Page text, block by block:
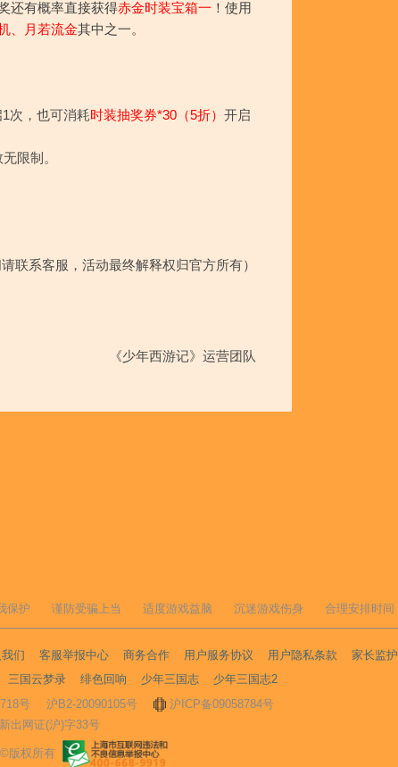
还有概率直接获得赤金时装宝箱一 ！使用
、月若流金其中之一。
次，也可消耗时装抽奖券*30（5折） 开启
限制。
联系客服，活动最终解释权归官方所有）
《少年西游记》运营团队
保护 谨防受骗上当 适度游戏益脑 沉迷游戏伤身 合理安排时间
们 客服举报中心 商务合作 用户服务协议 用户隐私条款
家长监
三国云梦录 绯色回响 少年三国志
少年三国志2
号
沪B2-20090105号
沪ICP备09058784号
新出网证(沪)字33号
©版权所有